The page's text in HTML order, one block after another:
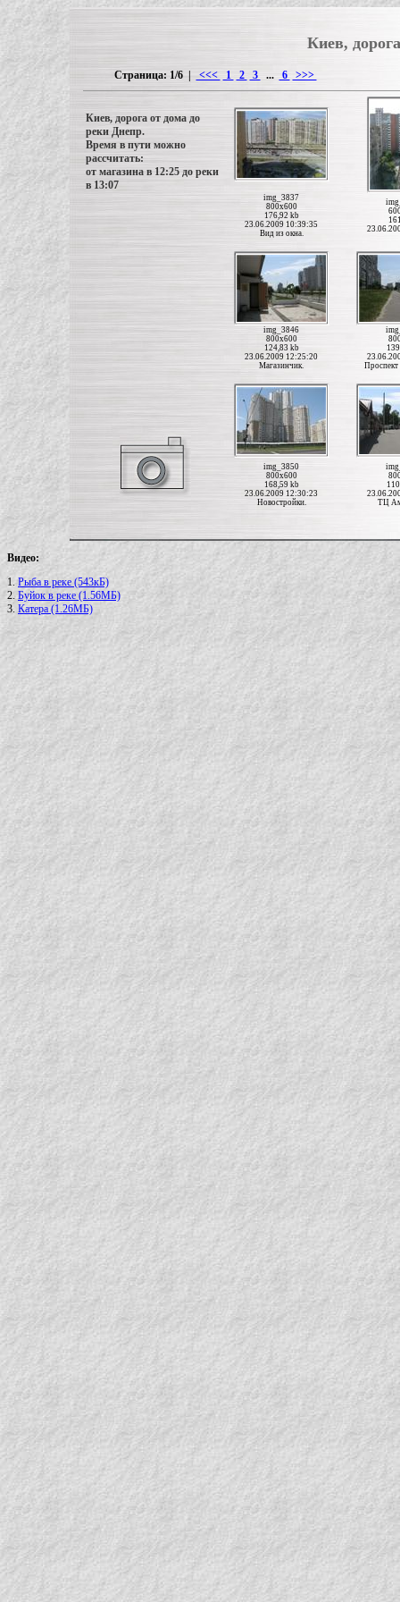
Киев,
Страница: 1/6 | <<< 1 2 3 ... 6 >>>
Киев, дорога от дома до
реки Днепр.
Время в пути можно
рассчитать:
от магазина в 12:25 до реки
в 13:07
img_3837
800x600
176,92 kb
23.06.2009 10:39:35
Вид из окна.
img_3846
800x600
124,83 kb
23.06.2009 12:25:20
Магазинчик.
Проспект
img_3850
800x600
168,59 kb
23.06.2009 12:30:23
Новостройки.
ТЦ
Видео:
1.Рыба в реке (543кБ)
2.Буйок в реке (1.56МБ)
3. Катера (1.26МБ)